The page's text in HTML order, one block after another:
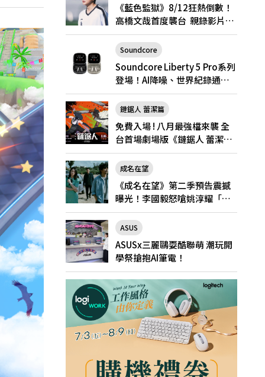
《藍色監獄》8/12狂熱倒數！
高橋文哉首度襲台 親錄影片喊
話台粉「戲院見」
Soundcore
Soundcore Liberty 5 Pro
Soundcore Liberty 5 Pro系列
登場！AI降噪、世界紀錄通
話，Pro與Pro Max怎麼選？
鏈鋸人 蕾潔篇
免費入場 ! 八月最強檔來襲 全
台首場劇場版《鏈鋸人 蕾潔
篇》快閃店就在新光三越台北
南西一館8/6限定登場
成名在望
《成名在望》第二季預告震撼
曝光！李國毅怒嗆姚淳耀「當
邱家的狗」兄弟情決裂
ASUS
ASUSx三麗鷗耍酷聯萌 潮玩開
學祭搶抱AI筆電！